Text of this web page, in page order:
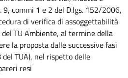
9, commi 1 e 2 del D.lgs. 152/2006,
di verifica di assoggettabilità
del TU Ambiente, al termine della
la proposta dalle successive fasi
TUA), nel rispetto delle
resi